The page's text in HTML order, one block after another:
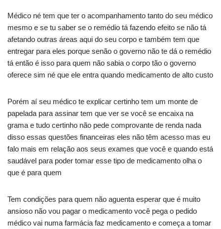
Médico né tem que ter o acompanhamento tanto do seu médico
mesmo e se tu saber se o remédio tá fazendo efeito se não tá
afetando outras áreas aqui do seu corpo e também tem que
entregar para eles porque senão o governo não te dá o remédio
tá então é isso para quem não sabia o corpo tão o governo
oferece sim né que ele entra quando medicamento de alto custo
Porém aí seu médico te explicar certinho tem um monte de
papelada para assinar tem que ver se você se encaixa na
grama e tudo certinho não pede comprovante de renda nada
disso essas questões financeiras eles não têm acesso mas eu
falo mais em relação aos seus exames que você e quando está
saudável para poder tomar esse tipo de medicamento olha o
que é para quem
Tem condições para quem não aguenta esperar que é muito
ansioso não vou pagar o medicamento você pega o pedido
médico vai numa farmácia faz medicamento e começa a tomar